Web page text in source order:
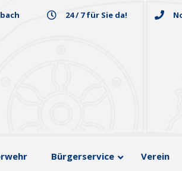
24 / 7 für Sie da!
Bürgerservice Verein